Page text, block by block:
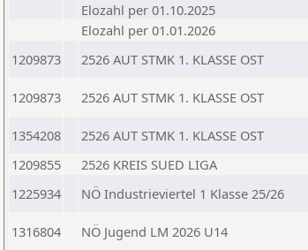
Elozahl per 01.10.2025
Elozahl per 01.01.2026
1209873
2526 AUT STMK 1. KLASSE OST
1209873 2526 AUT STMK 1. KLASSE OST
1354208 2526 AUT STMK 1. KLASSE OST
1209855
2526 KREIS SUED LIGA
1225934
NÖ Industrieviertel 1 Klasse 25/26
1316804 NÖ Jugend LM 2026 U14